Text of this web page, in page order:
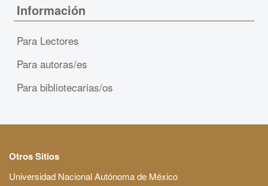
Información
Para Lectores
Para autoras/es
Para bibliotecarias/os
Otros Sitios
Universidad Nacional Autónoma de México